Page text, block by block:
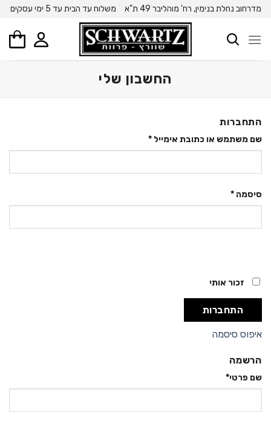
Skip
content
מדרחוב נחלת בנימין, רח' מוהליבר 49 ת"א משלוח עד הבית עד 5 ימי עסקים
החשבון שלי
התחברות
שם משתמש או כתובת אימייל *
סיסמה *
זכור אותי
התחברות
איפוס סיסמה
הרשמה
שם פרטי*